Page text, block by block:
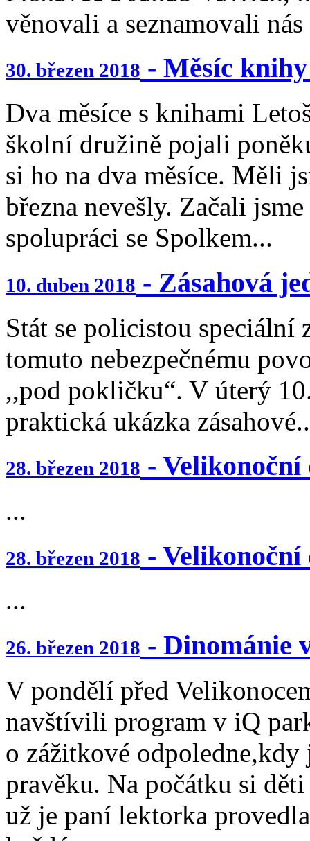
věnovali a seznamovali
30. březen 2018 - Měsíc
Dva měsíce s knihami
školní družině pojali
si ho na dva měsíce. Měli
března nevešly. Začali
spolupráci se Spolkem...
10. duben 2018 - Zásahová
Stát se policistou speciální
tomuto nebezpečnému
,,pod pokličku“. V úterý
praktická ukázka
28. březen 2018 -
...
28. březen 2018 -
...
26. březen 2018 - Dinománie
V pondělí před
navštívili program v iQ
o zážitkové
pravěku. Na počátku si
už je paní lektorka